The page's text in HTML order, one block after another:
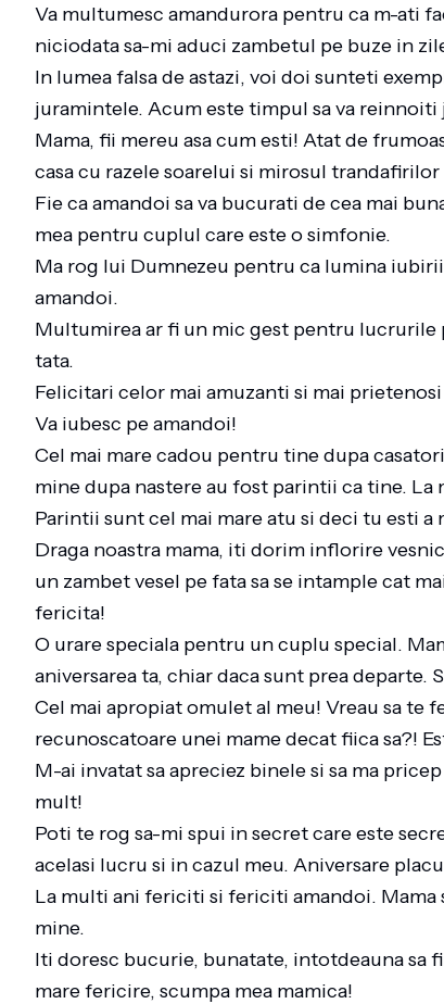
Va multumesc amandurora pentru ca m-ati
niciodata sa-mi aduci zambetul pe buze in
In lumea falsa de astazi, voi doi sunteti
juramintele. Acum este timpul sa va
Mama, fii mereu asa cum esti! Atat de
casa cu razele soarelui si mirosul
Fie ca amandoi sa va bucurati de cea mai
mea pentru cuplul care este o simfonie.
Ma rog lui Dumnezeu pentru ca lumina
amandoi.
Multumirea ar fi un mic gest pentru
tata.
Felicitari celor mai amuzanti si mai
Va iubesc pe amandoi!
Cel mai mare cadou pentru tine dupa
mine dupa nastere au fost parintii ca tine. La
Parintii sunt cel mai mare atu si deci tu esti
Draga noastra mama, iti dorim inflorire
un zambet vesel pe fata sa se intample cat
fericita!
O urare speciala pentru un cuplu special.
aniversarea ta, chiar daca sunt prea departe.
Cel mai apropiat omulet al meu! Vreau sa te
recunoscatoare unei mame decat fiica sa?!
M-ai invatat sa apreciez binele si sa ma
mult!
Poti te rog sa-mi spui in secret care este
acelasi lucru si in cazul meu. Aniversare
La multi ani fericiti si fericiti amandoi.
mine.
Iti doresc bucurie, bunatate, intotdeauna sa
mare fericire, scumpa mea mamica!